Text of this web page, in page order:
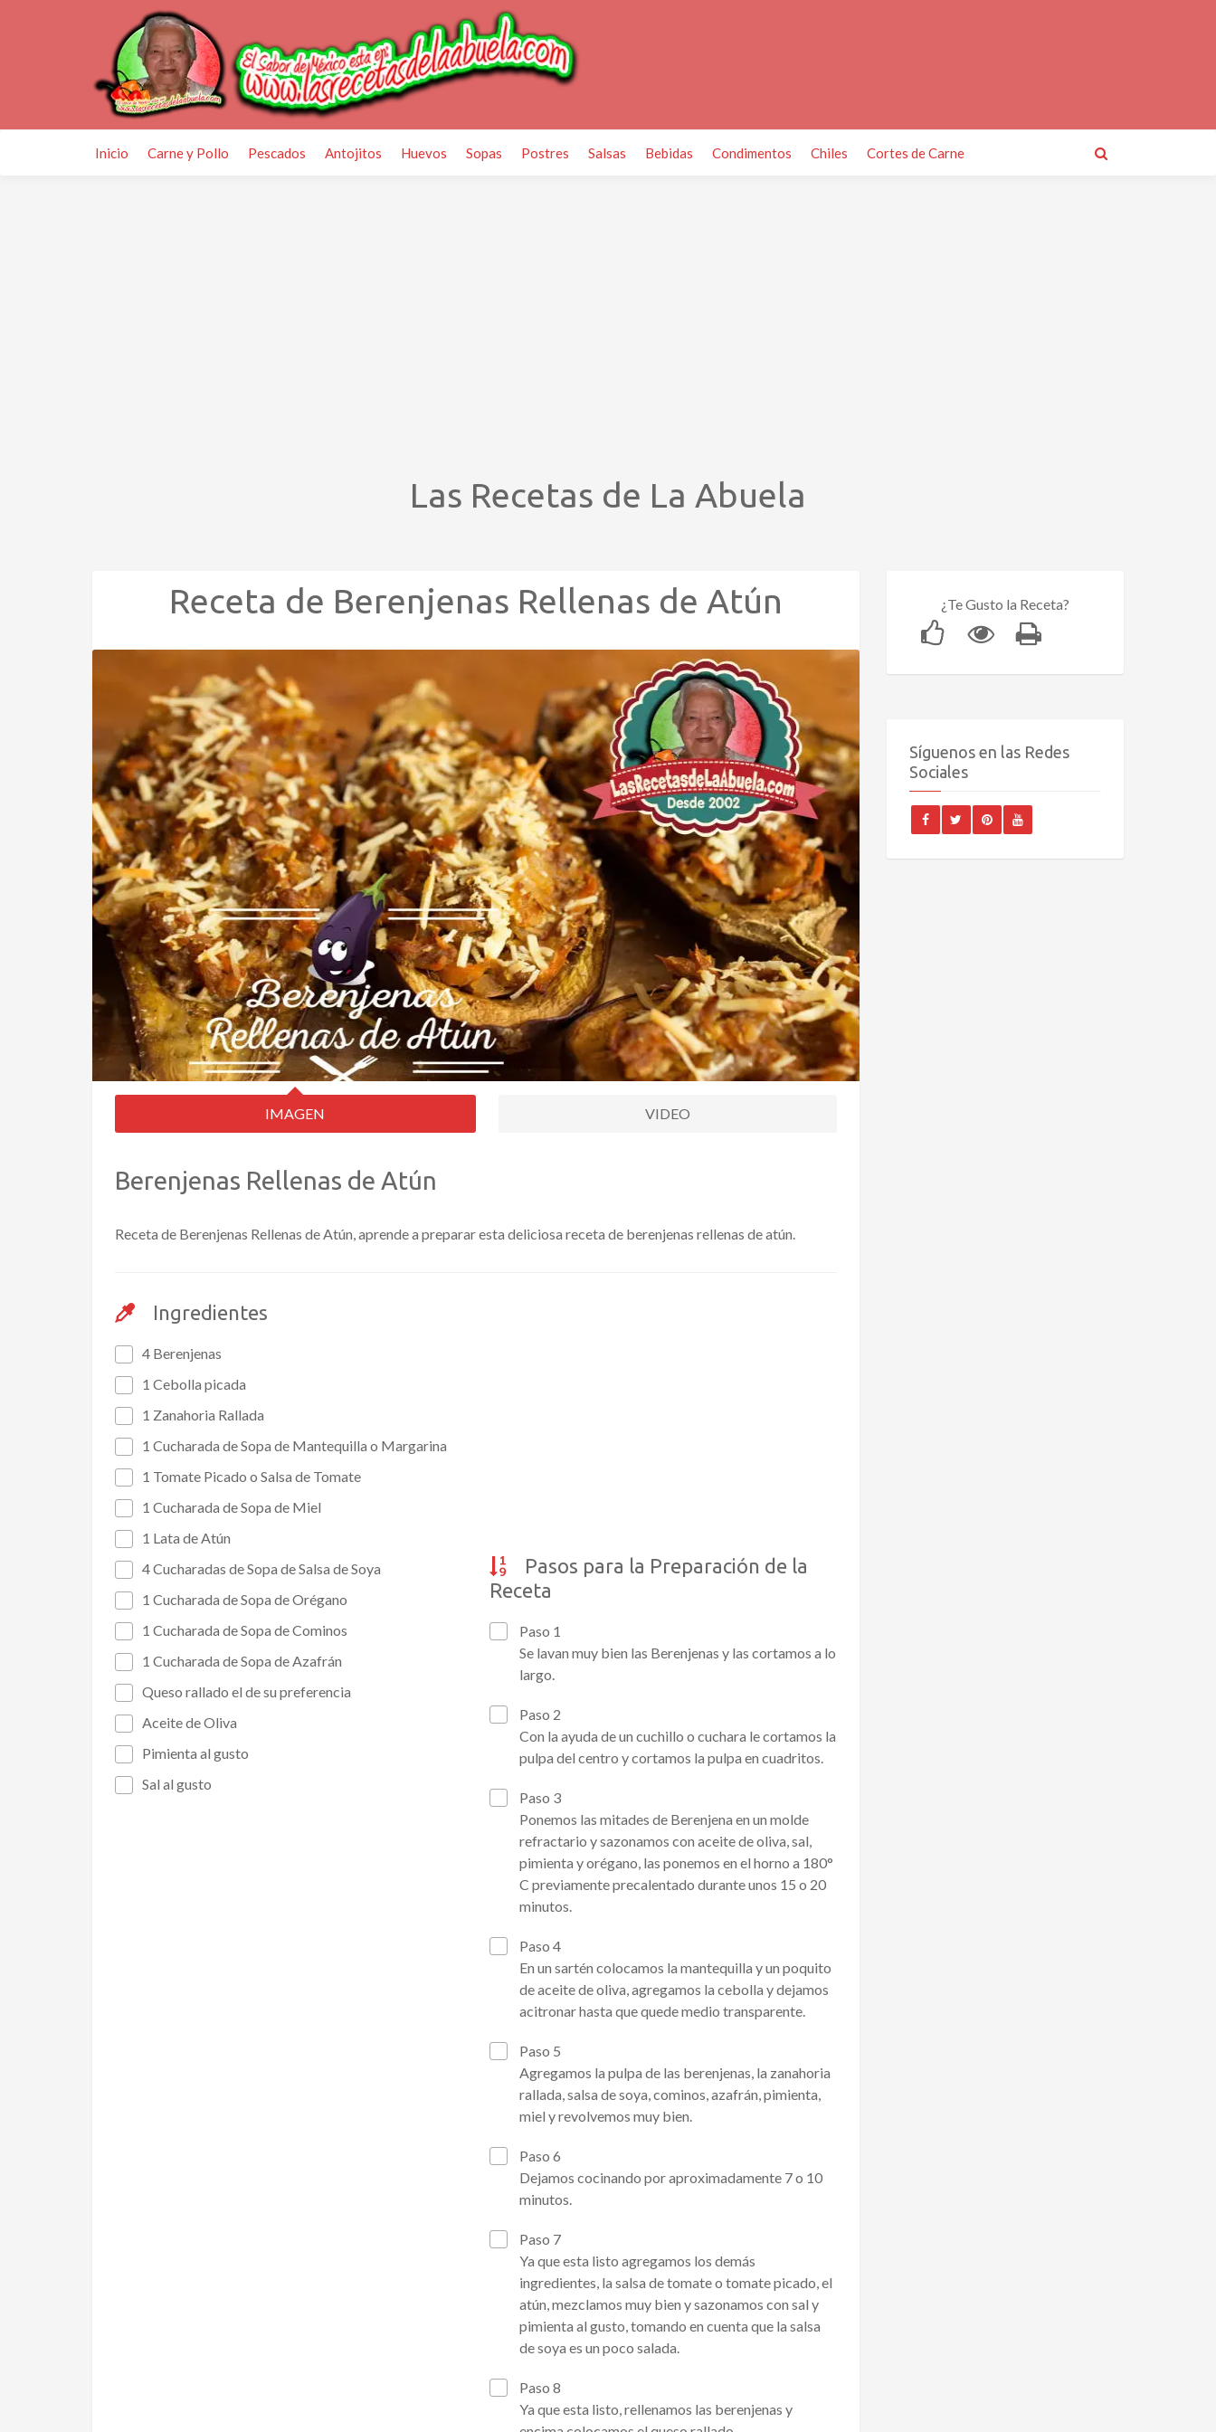
Inicio Carne y Pollo Pescados Antojitos Huevos Sopas Postres Salsas Bebidas Condimentos Chiles Cortes de Carne
Las Recetas de La Abuela
Receta de Berenjenas Rellenas de Atún
IMAGEN VIDEO
Berenjenas Rellenas de Atún
Receta de Berenjenas Rellenas de Atún, aprende a preparar esta deliciosa receta de berenjenas rellenas de atún.
Ingredientes
4 Berenjenas
1 Cebolla picada
1 Zanahoria Rallada
1 Cucharada de Sopa de Mantequilla o Margarina
1 Tomate Picado o Salsa de Tomate
1 Cucharada de Sopa de Miel
1 Lata de Atún
4 Cucharadas de Sopa de Salsa de Soya
1 Cucharada de Sopa de Orégano
1 Cucharada de Sopa de Cominos
1 Cucharada de Sopa de Azafrán
Queso rallado el de su preferencia
Aceite de Oliva
Pimienta al gusto
Sal al gusto
Pasos para la Preparación de la
Receta
Paso 1
Se lavan muy bien las Berenjenas y las cortamos a lo
largo.
Paso 2
Con la ayuda de un cuchillo o cuchara le cortamos la
pulpa del centro y cortamos la pulpa en cuadritos.
Paso 3
Ponemos las mitades de Berenjena en un molde
refractario y sazonamos con aceite de oliva, sal,
pimienta y orégano, las ponemos en el horno a 180°
C previamente precalentado durante unos 15 o 20
minutos.
Paso 4
En un sartén colocamos la mantequilla y un poquito
de aceite de oliva, agregamos la cebolla y dejamos
acitronar hasta que quede medio transparente.
Paso 5
Agregamos la pulpa de las berenjenas, la zanahoria
rallada, salsa de soya, cominos, azafrán, pimienta,
miel y revolvemos muy bien.
Paso 6
Dejamos cocinando por aproximadamente 7 o 10
minutos.
Paso 7
Ya que esta listo agregamos los demás
ingredientes, la salsa de tomate o tomate picado, el
atún, mezclamos muy bien y sazonamos con sal y
pimienta al gusto, tomando en cuenta que la salsa
de soya es un poco salada.
Paso 8
Ya que esta listo, rellenamos las berenjenas y
¿Te Gusto la Receta?
Síguenos en las Redes
Sociales